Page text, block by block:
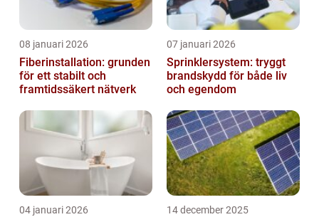
08 januari 2026
Fiberinstallation: grunden
för ett stabilt och
framtidssäkert nätverk
07 januari 2026
Sprinklersystem: tryggt
brandskydd för både liv
och egendom
04 januari 2026 14 december 2025